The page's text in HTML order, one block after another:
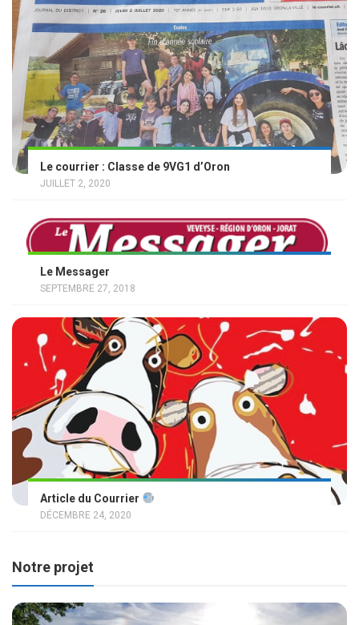
Le courrier : Classe de 9VG1 d’Oron
JUILLET 2, 2020
Le Messager
SEPTEMBRE 27, 2018
Article du Courrier
DÉCEMBRE 24, 2020
Notre projet